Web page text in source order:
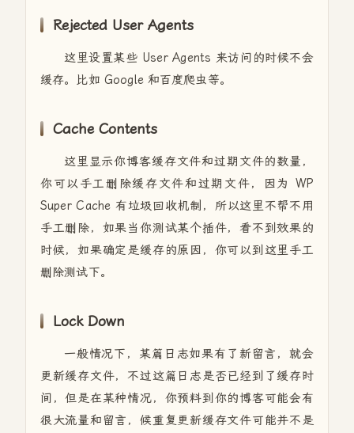
Rejected User Agents
这里设置某些 User Agents 来访问的时候不会
缓存。比如 Google 和百度爬虫等。
Cache Contents
这里显示你博客缓存文件和过期文件的数量，
你可以手工删除缓存文件和过期文件，因为 WP
Super Cache 有垃圾回收机制，所以这里不帮不用
手工删除，如果当你测试某个插件，看不到效果的
时候，如果确定是缓存的原因，你可以到这里手工
删除测试下。
Lock Down
一般情况下，某篇日志如果有了新留言，就会
更新缓存文件，不过这篇日志是否已经到了缓存时
间，但是在某种情况，你预料到你的博客可能会有
很大流量和留言，候重复更新缓存文件可能并不是